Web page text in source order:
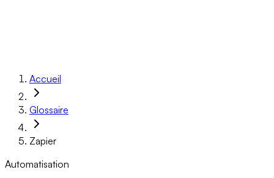
Accueil
Glossaire
Zapier
Automatisation